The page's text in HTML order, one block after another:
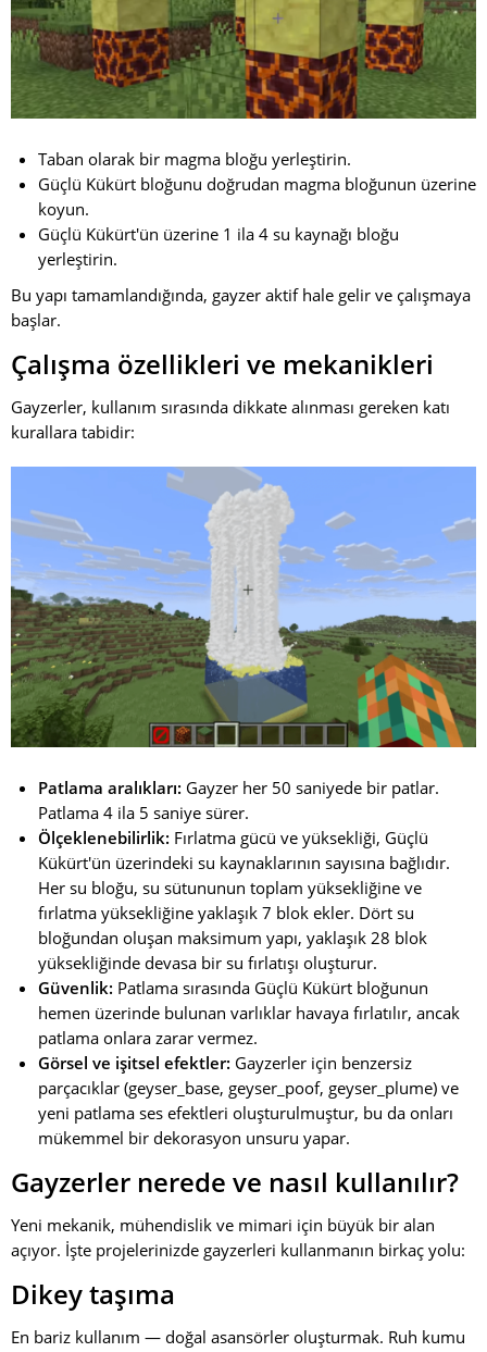
Taban olarak bir magma bloğu yerleştirin.
Güçlü Kükürt bloğunu doğrudan magma bloğunun üzerine
koyun.
Güçlü Kükürt'ün üzerine 1 ila 4 su kaynağı bloğu
yerleştirin.
Bu yapı tamamlandığında, gayzer aktif hale gelir ve çalışmaya
başlar.
Çalışma özellikleri ve mekanikleri
Gayzerler, kullanım sırasında dikkate alınması gereken katı
kurallara tabidir:
Patlama aralıkları: Gayzer her 50 saniyede bir patlar.
Patlama 4 ila 5 saniye sürer.
Ölçeklenebilirlik: Fırlatma gücü ve yüksekliği, Güçlü
Kükürt'ün üzerindeki su kaynaklarının sayısına bağlıdır.
Her su bloğu, su sütununun toplam yüksekliğine ve
fırlatma yüksekliğine yaklaşık 7 blok ekler. Dört su
bloğundan oluşan maksimum yapı, yaklaşık 28 blok
yüksekliğinde devasa bir su fırlatışı oluşturur.
Güvenlik: Patlama sırasında Güçlü Kükürt bloğunun
hemen üzerinde bulunan varlıklar havaya fırlatılır, ancak
patlama onlara zarar vermez.
Görsel ve işitsel efektler: Gayzerler için benzersiz
parçacıklar (geyser_base, geyser_poof, geyser_plume) ve
yeni patlama ses efektleri oluşturulmuştur, bu da onları
mükemmel bir dekorasyon unsuru yapar.
Gayzerler nerede ve nasıl kullanılır?
Yeni mekanik, mühendislik ve mimari için büyük bir alan
açıyor. İşte projelerinizde gayzerleri kullanmanın birkaç yolu:
Dikey taşıma
En bariz kullanım — doğal asansörler oluşturmak. Ruh kumu